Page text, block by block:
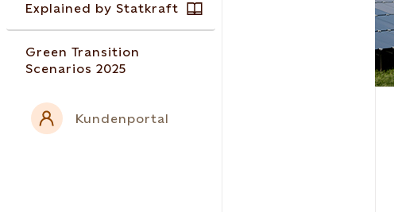
Explained by Statkraft
Green Transition
Scenarios 2025
Kundenportal